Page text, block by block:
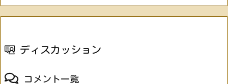
ディスカッション
コメント一覧